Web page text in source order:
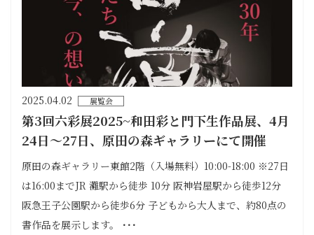
2025.04.02 展覧会
第3回六彩展2025~和田彩と門下生作品展、4月
24日〜27日、原田の森ギャラリーにて開催
原田の森ギャラリー東館2階（入場無料）10:00-18:00 ※27日
は16:00までJR 灘駅から徒歩 10分 阪神岩屋駅から徒歩12分
阪急王子公園駅から徒歩6分 子どもから大人まで、約80点の
書作品を展示します。 ･･･